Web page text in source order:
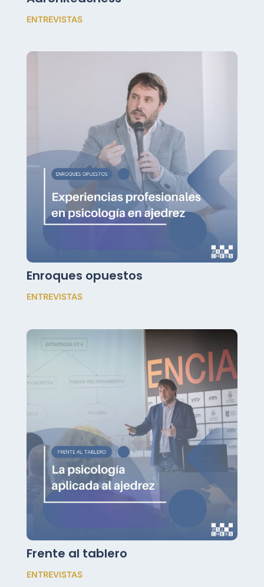
ENTREVISTAS
Enroques opuestos
ENTREVISTAS
Frente al tablero
ENTREVISTAS